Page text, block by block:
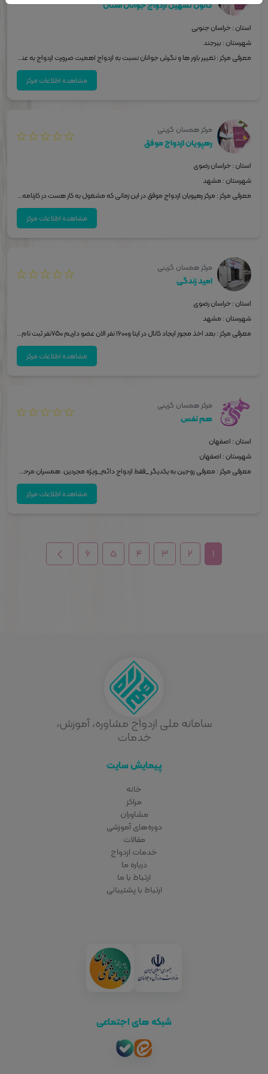
کانون تسهیل ازدواج جوانان استان
استان : خراسان جنوبی
شهرستان : بیرجند
معرفی مرکز : تغییر باور ها و نگرش جوانان نسبت به ازدواج اهمیت ضرورت ازدواج به عنوان یک ضرورت فردی و اجتماعی توجیه خانواده ها نسبت به آسان سازی ازدواج حذف بدعت ها و تجملات که هزینه گزافی بر ازدواج تحمیل می‌کند. دقت در انتخاب همسر
مشاهده اطلاعات مرکز
مرکز همسان گزینی
رهپویان ازدواج موفق ☆☆☆☆☆
استان : خراسان رضوی
شهرستان : مشهد
معرفی مرکز : مرکز رهپویان ازدواج موفق در این زمانی که مشغول به کار هست در کارنامه خود موجبات ازدواج‌های موفقی را داشته است مرکز ما هر روز از ساعت 9 الی 13 و عصر از ساعت 17 الی 21 مشغول به انجام خدمات می باشد.مرکز دارای مشاور خانواده و ازدواج و کارشناس حقوقی می باشد و در زمینه مشاوره مذهبی اطلاعات مورد نیاز به خصوص در زمینه اخلاق اسلامی در امر ازدواج به مراجعین ارائه می دهد ما در مرکز ابتدا پذیرش انجام می دهیم و در مراحل بعدی با برگزاری ازمون های مختلف راست آزمایی برای مخاطبین در اولویت کاری قرار می دهیم.و جلسات آشنایی با یکدیگر را پس از طی کردن مراحل فوق انجام می دهیم.
مشاهده اطلاعات مرکز
مرکز همسان گزینی
امید زندگی ☆☆☆☆☆
استان : خراسان رضوی
شهرستان : مشهد
معرفی مرکز : بعد اخذ مجوز ایجاد کانال در ایتا و1600 نفر الان عضو داریم 750نفر ثبت نام نمودند و دعوت در دفتر وجلسات در دفتر برگزار میشود که هرروز جلسات حداقل5 جلسه برگزار میشود وبعد جلسات مشاوره با مشاور مجرب در دفتر برگزار میشود در 7 ماه مجوز و دفتر داشتم ماهی 3 نفر ازدواج ثبت شده طی مراحل وروال دفتر که اولین جلسه صحبت وپسند شدن دومین جلسه با خانواده ها ومشاوره ورفت امد خانواده ها وتحقیقات واخر خواستگاری ودر خرید طلا وسالن وپذیرای با مراکزی هماهنگ شده که تخفیف خوبی وازدواج اسان رذقم بخورد داریم
مشاهده اطلاعات مرکز
مرکز همسان گزینی
هم نفس ☆☆☆☆☆
استان : اصفهان
شهرستان : اصفهان
معرفی مرکز : معرفی زوجین به یکدیگر _فقط ازدواج دائم_ویژه مجردین. همسران مرحوم. مطلقه ها_همیاری در ازدواج_مشاوره قبل از ازدواج_تسهیل در امر ازدواج برگزاری کارگاه های آموزشی ازدواج برگزاری کارگاه های ازدواج آسان
مشاهده اطلاعات مرکز
۱ ۲ ۳ ۴ ۵ ۶
سامانه ملی ازدواج مشاوره، آموزش،
خدمات
پیمایش سایت
خانه
مراکز
مشاوران
دوره‌های آموزشی
مقالات
خدمات ازدواج
درباره ما
ارتباط با ما
ارتباط با پشتیبانی
شبکه های اجتماعی